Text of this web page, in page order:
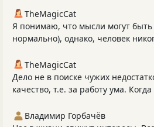
TheMagicCat
Я понимаю, что мысли могут
нормально), однако, человек
TheMagicCat
Дело не в поиске чужих
качество, т.е. за работу ума.
Владимир Горбачёв